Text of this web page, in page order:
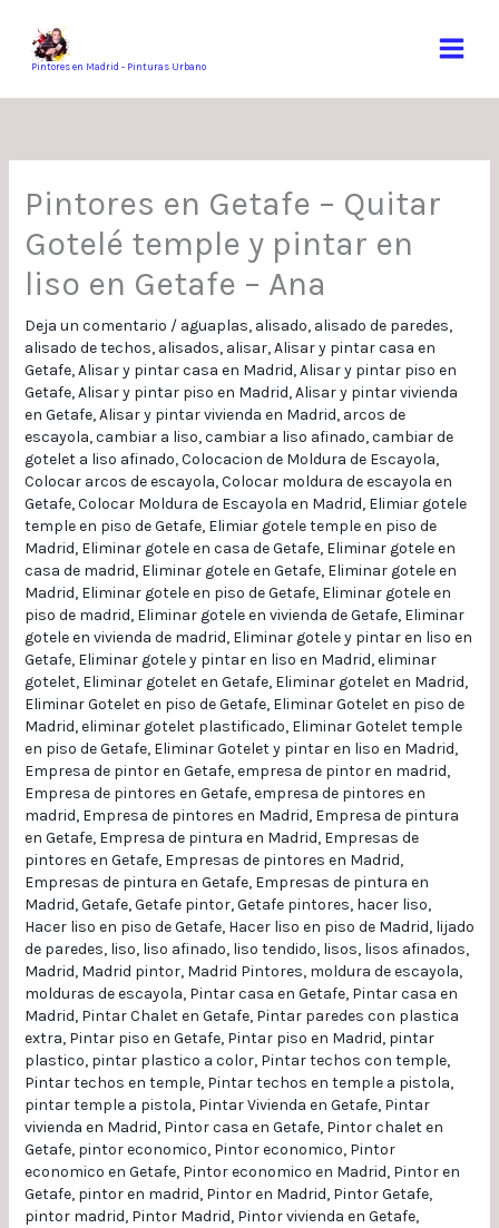
contenidoPintores en Madrid - Pinturas Urbano
Pintores en Getafe – Quitar
Gotelé temple y pintar en
liso en Getafe – Ana
Deja un comentario / aguaplas, alisado, alisado de paredes,
alisado de techos, alisados, alisar,Alisar y pintar casa en
Getafe,Alisar y pintar casa en Madrid,Alisar y pintar piso en
Getafe,Alisar y pintar piso en Madrid,Alisar y pintar vivienda
en Getafe,Alisar y pintar vivienda en Madrid, arcos de
escayola,cambiar a liso,cambiar a liso afinado,cambiar de
gotelet a liso afinado,Colocacion de Moldura de Escayola,
Colocar arcos de escayola,Colocar moldura de escayola en
Getafe,Colocar Moldura de Escayola en Madrid, Elimiar gotele
temple en piso de Getafe, Elimiar gotele temple en piso de
Madrid, Eliminar gotele en casa de Getafe, Eliminar gotele en
casa de madrid, Eliminar gotele en Getafe, Eliminar gotele en
Madrid, Eliminar gotele en piso de Getafe, Eliminar gotele en
piso de madrid, Eliminar gotele en vivienda de Getafe, Eliminar
gotele en vivienda de madrid, Eliminar gotele y pintar en liso en
Getafe, Eliminar gotele y pintar en liso en Madrid,eliminar
gotelet, Eliminar gotelet en Getafe, Eliminar gotelet en Madrid,
Eliminar Gotelet en piso de Getafe, Eliminar Gotelet en piso de
Madrid,eliminar gotelet plastificado, Eliminar Gotelet temple
en piso de Getafe, Eliminar Gotelet y pintar en liso en Madrid,
Empresa de pintor en Getafe,empresa de pintor en madrid,
Empresa de pintores en Getafe,empresa de pintores en
madrid, Empresa de pintores en Madrid, Empresa de pintura
en Getafe, Empresa de pintura en Madrid, Empresas de
pintores en Getafe, Empresas de pintores en Madrid,
Empresas de pintura en Getafe, Empresas de pintura en
Madrid,Getafe,Getafe pintor,Getafe pintores, hacer liso,
Hacer liso en piso de Getafe, Hacer liso en piso de Madrid, lijado
de paredes, liso, liso afinado, liso tendido, lisos, lisos afinados,
Madrid, Madrid pintor, Madrid Pintores, moldura de escayola,
molduras de escayola, Pintar casa en Getafe, Pintar casa en
Madrid, Pintar Chalet en Getafe, Pintar paredes con plastica
extra, Pintar piso en Getafe, Pintar piso en Madrid, pintar
plastico, pintar plastico a color, Pintar techos con temple,
Pintar techos en temple, Pintar techos en temple a pistola,
pintar temple a pistola, Pintar Vivienda en Getafe, Pintar
vivienda en Madrid, Pintor casa en Getafe, Pintor chalet en
Getafe, pintor economico, Pintor economico, Pintor
economico en Getafe, Pintor economico en Madrid, Pintor en
Getafe, pintor en madrid, Pintor en Madrid, Pintor Getafe,
pintor madrid, Pintor Madrid, Pintor vivienda en Getafe,